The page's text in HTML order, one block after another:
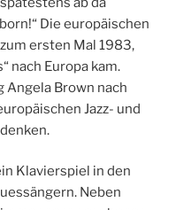
Die europäischen
ersten Mal 1983,
nach Europa kam.
Angela Brown nach
Jazz- und
Klavierspiel in den
Neben